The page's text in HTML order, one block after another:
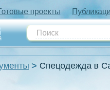
проекты
Спецодежда в